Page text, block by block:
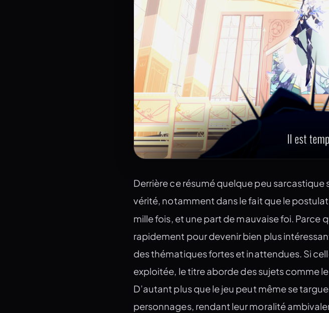
Derrière ce résumé quelque peu sarcastique
vérité, notamment dans le fait que le
mille fois, et une part de mauvaise foi. Parce
rapidement pour devenir bien plus
des thématiques fortes et inattendues. Si
exploitée, le titre aborde des sujets comme
D’autant plus que le jeu peut même se
personnages, rendant leur moralité